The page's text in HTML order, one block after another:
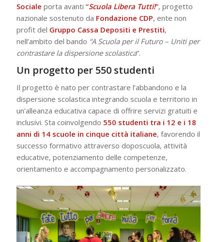
Sociale porta avanti “Scuola Libera Tutti!”, progetto
nazionale sostenuto da Fondazione CDP, ente non
profit del Gruppo Cassa Depositi e Prestiti,
nell’ambito del bando “A Scuola per il Futuro – Uniti per
contrastare la dispersione scolastica”.
Un progetto per 550 studenti
Il progetto è nato per contrastare l’abbandono e la
dispersione scolastica integrando scuola e territorio in
un’alleanza educativa capace di offrire servizi gratuiti e
inclusivi. Sta coinvolgendo 550 studenti tra i 12 e i 18
anni di 14 scuole in cinque città italiane, favorendo il
successo formativo attraverso doposcuola, attività
educative, potenziamento delle competenze,
orientamento e accompagnamento personalizzato.